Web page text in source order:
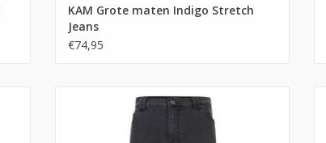
KAM Grote maten Indigo Stretch
Jeans
€74,95